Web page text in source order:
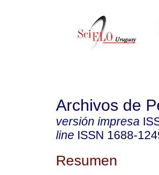
Archivos de
versión impresa
line ISSN 1688-
Resumen